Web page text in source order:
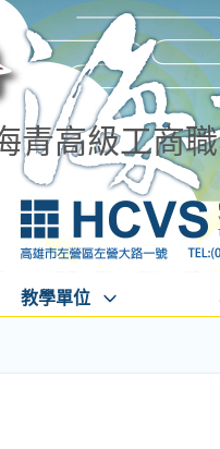
青高級工商
教學單位